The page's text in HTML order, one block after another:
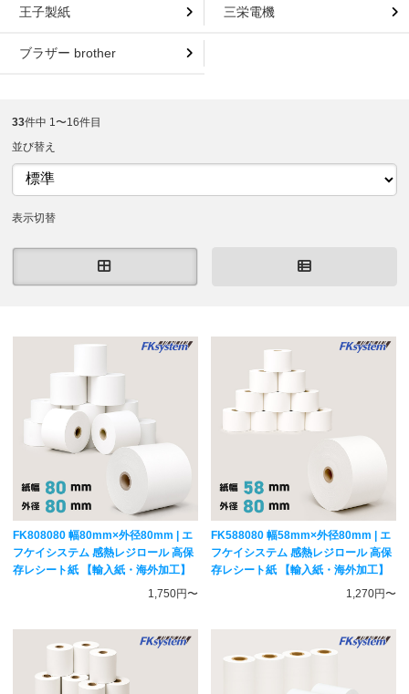
王子製紙 三栄電機
ブラザー brother
33件中 1〜16件目
並び替え
表示切替
FK808080 幅80mm×外径80mm | エ
フケイシステム 感熱レジロール 高保
存レシート紙 【輸入紙・海外加工】
1,750円〜
FK588080 幅58mm×外径80mm | エ
フケイシステム 感熱レジロール 高保
存レシート紙 【輸入紙・海外加工】
1,270円〜